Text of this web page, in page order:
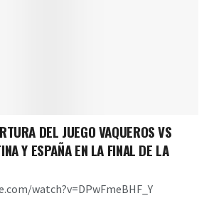
DEL JUEGO VAQUEROS VS
Y ESPAÑA EN LA FINAL DE LA
watch?v=DPwFmeBHF_Y